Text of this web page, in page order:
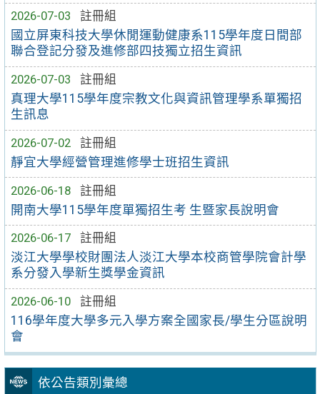
2026-07-03
註冊組
國立屏東科技大學休閒運動健康系115學年度日間部
聯合登記分發及進修部四技獨立招生資訊
2026-07-03
註冊組
真理大學115學年度宗教文化與資訊管理學系單獨招
生訊息
2026-07-02
註冊組
靜宜大學經營管理進修學士班招生資訊
2026-06-18
註冊組
開南大學115學年度單獨招生考 生暨家長說明會
2026-06-17
註冊組
淡江大學學校財團法人淡江大學本校商管學院會計學
系分發入學新生獎學金資訊
2026-06-10
註冊組
116學年度大學多元入學方案全國家長/學生分區說明
會
依公告類別彙總